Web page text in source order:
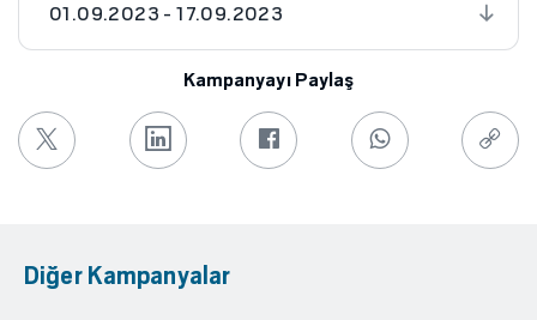
01.09.2023 - 17.09.2023
Kampanyayı Paylaş
Diğer Kampanyalar